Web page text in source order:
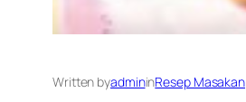
Written byadmininResep Masakan